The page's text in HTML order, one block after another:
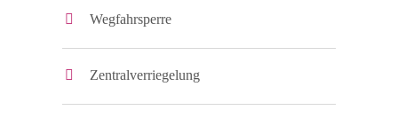
Wegfahrsperre
Zentralverriegelung